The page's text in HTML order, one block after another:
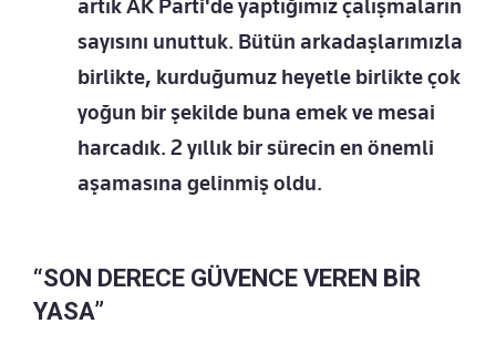
artık AK Parti'de yaptığımız çalışmaların
sayısını unuttuk. Bütün arkadaşlarımızla
birlikte, kurduğumuz heyetle birlikte çok
yoğun bir şekilde buna emek ve mesai
harcadık. 2 yıllık bir sürecin en önemli
aşamasına gelinmiş oldu.
“SON DERECE GÜVENCE VEREN BİR
YASA”